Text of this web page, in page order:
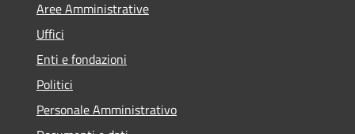
Aree Amministrative
Uffici
Enti e fondazioni
Politici
Personale Amministrativo